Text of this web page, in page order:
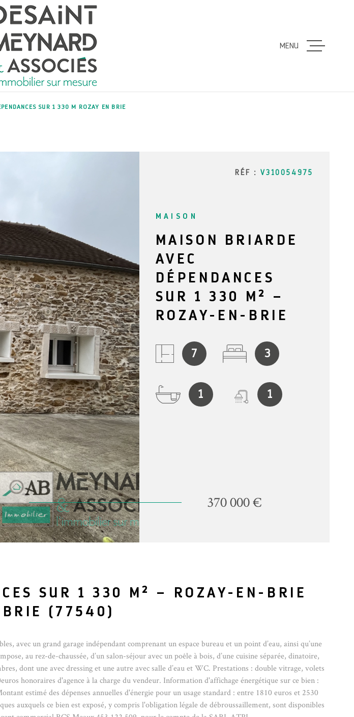
VENTES
NOTRE
CONTACT
MENU
SUR 1 330 M ROZAY EN BRIE
RÉF : V310054975
MAISON
MAISON BRIARDE
AVEC
DÉPENDANCES
SUR 1 330 M² –
ROZAY-EN-BRIE
7 3
1 1
370 000 €
SUR 1 330 M² – ROZAY-EN-BRIE
BRIE (77540)
avec un grand garage indépendant comprenant un espace bureau et un point d’eau, ainsi qu’une
au rez-de-chaussée, d’un salon-séjour avec un poêle à bois, d’une cuisine séparée, dinatoire,
dont une avec dressing et une autre avec salle d’eau et WC. Prestations : double vitrage, volets
honoraires d'agence à la charge du vendeur. Information d'affichage énergétique sur ce bien :
estimé des dépenses annuelles d'énergie pour un usage standard : entre 1810 euros et 2530
auxquels ce bien est exposé, y compris l'obligation légale de débroussaillement, sont disponibles